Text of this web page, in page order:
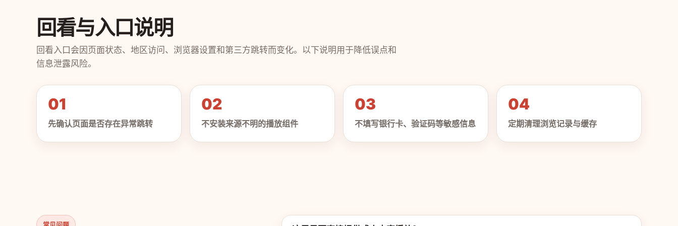
回看与入口说明
回看入口会因页面状态、地区访问、浏览器设置和第三方跳转而变化。以下说明用于降低误点和
信息泄露风险。
01
先确认页面是否存在异常跳转
02
不安装来源不明的播放组件
03
不填写银行卡、验证码等敏感信息
04
定期清理浏览记录与缓存